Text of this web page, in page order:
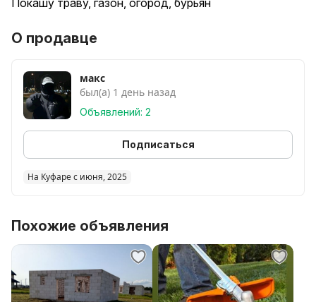
Покашу траву, газон, огород, бурьян
О продавце
макс
был(а) 1 день назад
Объявлений: 2
Подписаться
На Куфаре с июня, 2025
Похожие объявления